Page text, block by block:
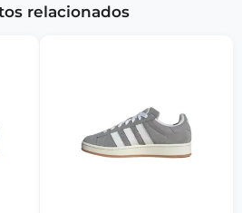
relacionados